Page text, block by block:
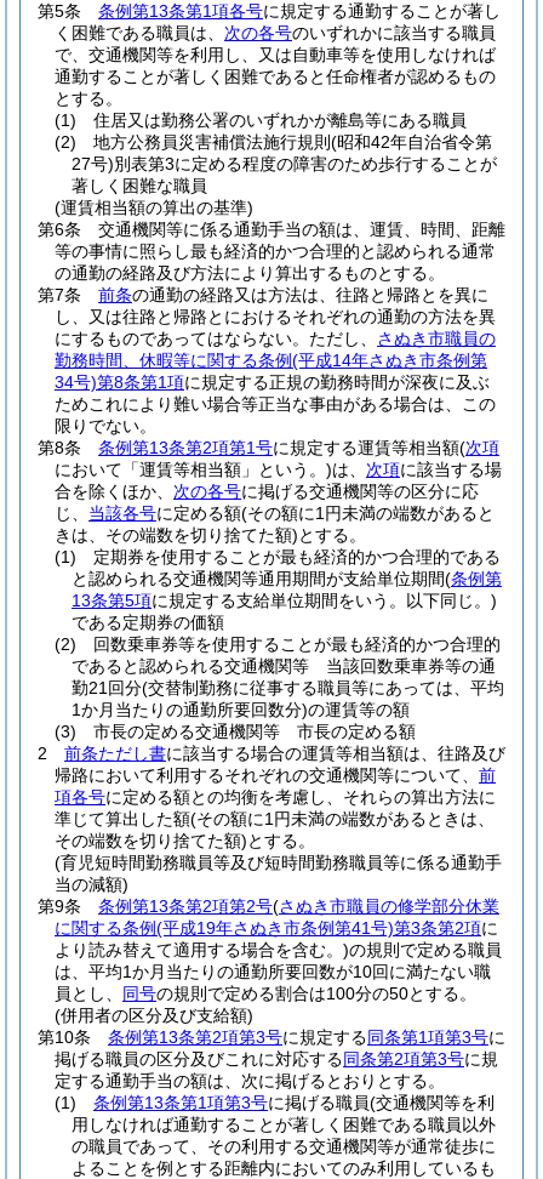
第5条
条例第13条第1項各号に規定する通勤することが著し
く困難である職員は、 次の各号のいずれかに該当する職員
で、交通機関等を利用し、又は自動車等を使用しなければ
通勤することが著しく困難であると任命権者が認めるもの
とする。
(1)
住居又は勤務公署のいずれかが離島等にある職員
(2)
地方公務員災害補償法施行規則 (昭和42年自治省令第
27号)別表第3に定める程度の障害のため歩行することが
著しく困難な職員
(運賃相当額の算出の基準)
第6条
交通機関等に係る通勤手当の額は、運賃、時間、距離
等の事情に照らし最も経済的かつ合理的と認められる通常
の通勤の経路及び方法により算出するものとする。
第7条
前条の通勤の経路又は方法は、往路と帰路とを異に
し、又は往路と帰路とにおけるそれぞれの通勤の方法を異
にするものであってはならない。 ただし、 さぬき市職員の
勤務時間、休暇等に関する条例(平成14年さぬき市条例第
34号)第8条第1項に規定する正規の勤務時間が深夜に及ぶ
ためこれにより難い場合等正当な事由がある場合は、この
限りでない。
第8条
条例第13条第2項第1号に規定する運賃等相当額(次項
において「運賃等相当額」という。)は、 次項に該当する場
合を除くほか、 次の各号に掲げる交通機関等の区分に応
じ、 当該各号に定める額(その額に1円未満の端数があると
きは、その端数を切り捨てた額)とする。
(1)
定期券を使用することが最も経済的かつ合理的である
と認められる交通機関等通用期間が支給単位期間(条例第
13条第5項に規定する支給単位期間をいう。以下同じ。)
である定期券の価額
(2)
回数乗車券等を使用することが最も経済的かつ合理的
であると認められる交通機関等 当該回数乗車券等の通
勤21回分(交替制勤務に従事する職員等にあっては、平均
1か月当たりの通勤所要回数分)の運賃等の額
(3)
市長の定める交通機関等 市長の定める額
2
前条ただし書に該当する場合の運賃等相当額は、往路及び
帰路において利用するそれぞれの交通機関等について、 前
項各号に定める額との均衡を考慮し、それらの算出方法に
準じて算出した額(その額に1円未満の端数があるときは、
その端数を切り捨てた額)とする。
(育児短時間勤務職員等及び短時間勤務職員等に係る通勤手
当の減額)
第9条
条例第13条第2項第2号(さぬき市職員の修学部分休業
に関する条例(平成19年さぬき市条例第41号)第3条第2項に
より読み替えて適用する場合を含む。)の規則で定める職員
は、平均1か月当たりの通勤所要回数が10回に満たない職
員とし、 同号の規則で定める割合は100分の50とする。
(併用者の区分及び支給額)
第10条
条例第13条第2項第3号に規定する同条第1項第3号に
掲げる職員の区分及びこれに対応する同条第2項第3号に規
定する通勤手当の額は、次に掲げるとおりとする。
(1)
条例第13条第1項第3号に掲げる職員(交通機関等を利
用しなければ通勤することが著しく困難である職員以外
の職員であって、その利用する交通機関等が通常徒歩に
よることを例とする距離内においてのみ利用しているも